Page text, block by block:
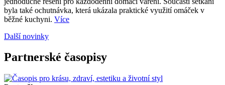
byla také ochutnávka, která ukázala praktické využití omáček v
běžné kuchyni. Více
Další novinky
Partnerské časopisy